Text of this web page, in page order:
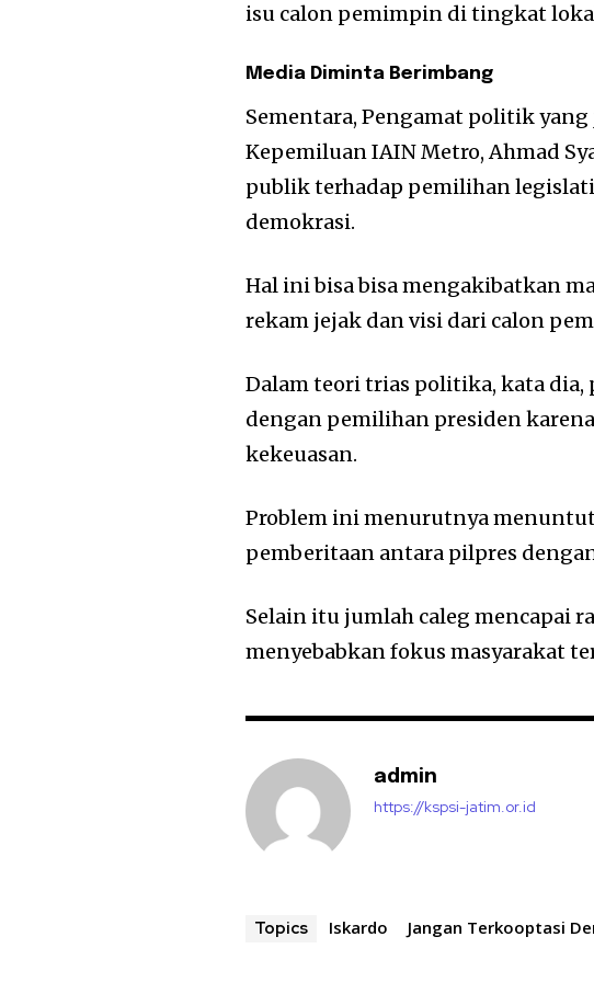
isu calon pemimpin di tingkat
Media Diminta Berimbang
Sementara, Pengamat politik
Kepemiluan IAIN Metro, Ahmad
publik terhadap pemilihan
demokrasi.
Hal ini bisa bisa mengakibatkan
rekam jejak dan visi dari calon
Dalam teori trias politika, kata
dengan pemilihan presiden
kekeuasan.
Problem ini menurutnya
pemberitaan antara pilpres
Selain itu jumlah caleg
menyebabkan fokus masyarakat
admin
https://kspsi-jatim.or.id
Topics Iskardo Jangan Terkooptasi